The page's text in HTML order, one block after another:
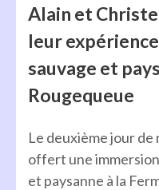
Alain et
leur
sauvage et
Rougequeue
Le deuxième jour
offert une
et paysanne à la